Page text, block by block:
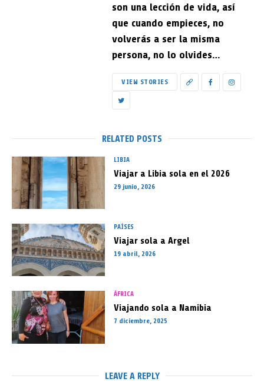
son una lección de vida, así
que cuando empieces, no
volverás a ser la misma
persona, no lo olvides…
VIEW STORIES
RELATED POSTS
LIBIA
Viajar a Libia sola en el 2026
29 junio, 2026
PAÍSES
Viajar sola a Argel
19 abril, 2026
ÁFRICA
Viajando sola a Namibia
7 diciembre, 2025
LEAVE A REPLY